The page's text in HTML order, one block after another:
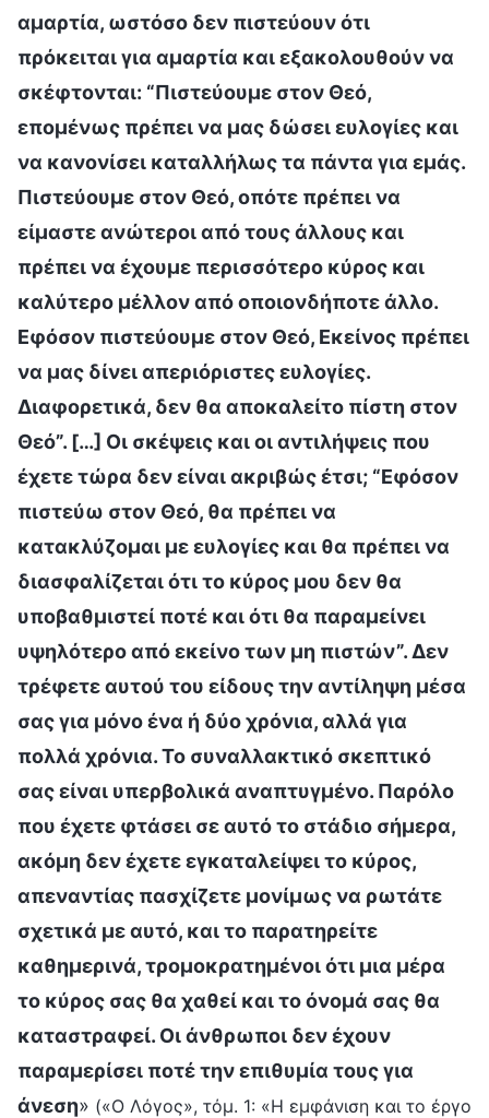
αμαρτία, ωστόσο δεν πιστεύουν ότι
πρόκειται για αμαρτία και εξακολουθούν να
σκέφτονται: “Πιστεύουμε στον Θεό,
επομένως πρέπει να μας δώσει ευλογίες και
να κανονίσει καταλλήλως τα πάντα για εμάς.
Πιστεύουμε στον Θεό, οπότε πρέπει να
είμαστε ανώτεροι από τους άλλους και
πρέπει να έχουμε περισσότερο κύρος και
καλύτερο μέλλον από οποιονδήποτε άλλο.
Εφόσον πιστεύουμε στον Θεό, Εκείνος πρέπει
να μας δίνει απεριόριστες ευλογίες.
Διαφορετικά, δεν θα αποκαλείτο πίστη στον
Θεό”. […] Οι σκέψεις και οι αντιλήψεις που
έχετε τώρα δεν είναι ακριβώς έτσι; “Εφόσον
πιστεύω στον Θεό, θα πρέπει να
κατακλύζομαι με ευλογίες και θα πρέπει να
διασφαλίζεται ότι το κύρος μου δεν θα
υποβαθμιστεί ποτέ και ότι θα παραμείνει
υψηλότερο από εκείνο των μη πιστών”. Δεν
τρέφετε αυτού του είδους την αντίληψη μέσα
σας για μόνο ένα ή δύο χρόνια, αλλά για
πολλά χρόνια. Το συναλλακτικό σκεπτικό
σας είναι υπερβολικά αναπτυγμένο. Παρόλο
που έχετε φτάσει σε αυτό το στάδιο σήμερα,
ακόμη δεν έχετε εγκαταλείψει το κύρος,
απεναντίας πασχίζετε μονίμως να ρωτάτε
σχετικά με αυτό, και το παρατηρείτε
καθημερινά, τρομοκρατημένοι ότι μια μέρα
το κύρος σας θα χαθεί και το όνομά σας θα
καταστραφεί. Οι άνθρωποι δεν έχουν
παραμερίσει ποτέ την επιθυμία τους για
άνεση» («Ο Λόγος», τόμ. 1: «Η εμφάνιση και το έργο